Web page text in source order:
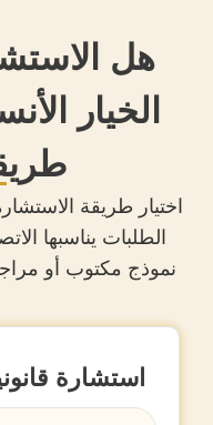
هل
الخيار
اختيار طريقة
الطلبات يناسبها
نموذج مكتوب أو
استشارة